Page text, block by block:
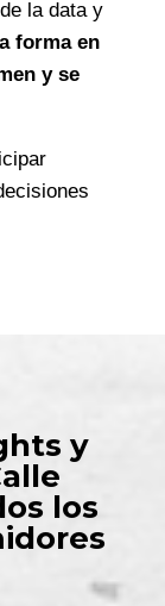
la data y
forma en
y se
y
los